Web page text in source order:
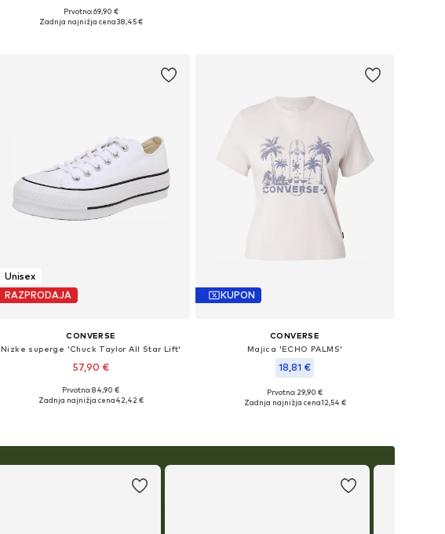
Na voljo v različnih velikostih
Prvotno: 69,90 €
Zadnja najnižja cena38,45 €
Unisex
RAZPRODAJA
CONVERSE
Nizke superge 'Chuck Taylor All Star Lift'
57,90 €
Na voljo v različnih velikostih
Prvotno: 84,90 €
Zadnja najnižja cena42,42 €
KUPON
CONVERSE
Majica 'ECHO PALMS'
18,81 €
Razpoložljive velikosti: S, M, L, XL
Prvotno: 29,90 €
Zadnja najnižja cena12,54 €